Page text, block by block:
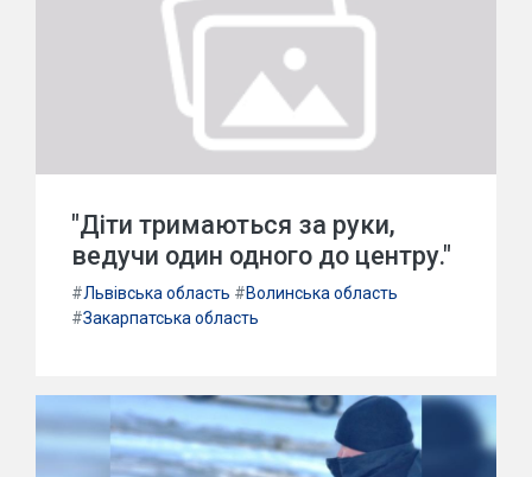
"Діти тримаються за руки,
ведучи один одного до центру."
#Львівська область #Волинська область
#Закарпатська область